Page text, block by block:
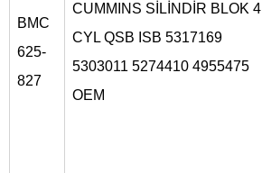
BMC
625-
827
CUMMINS SİLİNDİR BLOK 4
CYL QSB ISB 5317169
5303011 5274410 4955475
OEM